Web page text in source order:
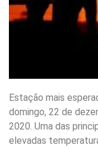
Estação mais
domingo, 22 de
2020. Uma das
elevadas